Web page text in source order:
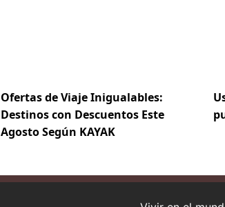
Ofertas de Viaje Inigualables:
Destinos con Descuentos Este
Agosto Según KAYAK